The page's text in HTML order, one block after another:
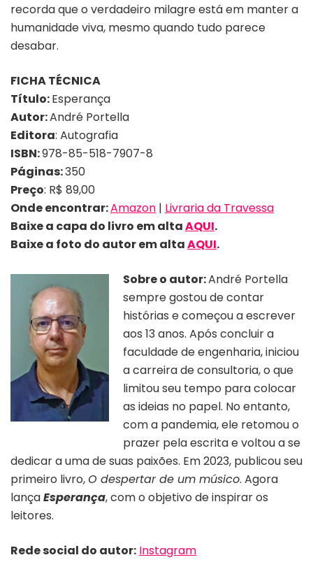
recorda que o verdadeiro milagre está em manter a
humanidade viva, mesmo quando tudo parece
desabar.
FICHA TÉCNICA
Título:Esperança
Autor:André Portella
Editora: Autografia
ISBN:978-85-518-7907-8
Páginas:350
Preço: R$ 89,00
Onde encontrar:Amazon | Livraria da Travessa
Baixe a capa do livro em altaAQUI.
Baixe a foto do autor em altaAQUI.
Sobre o autor:André Portella
sempre gostou de contar
histórias e começou a escrever
aos 13 anos. Após concluir a
faculdade de engenharia, iniciou
a carreira de consultoria, o que
limitou seu tempo para colocar
as ideias no papel. No entanto,
com a pandemia, ele retomou o
prazer pela escrita e voltou a se
dedicar a uma de suas paixões. Em 2023, publicou seu
primeiro livro,O despertar de um músico. Agora
lançaEsperança, com o objetivo de inspirar os
leitores.
Rede social do autor: Instagram